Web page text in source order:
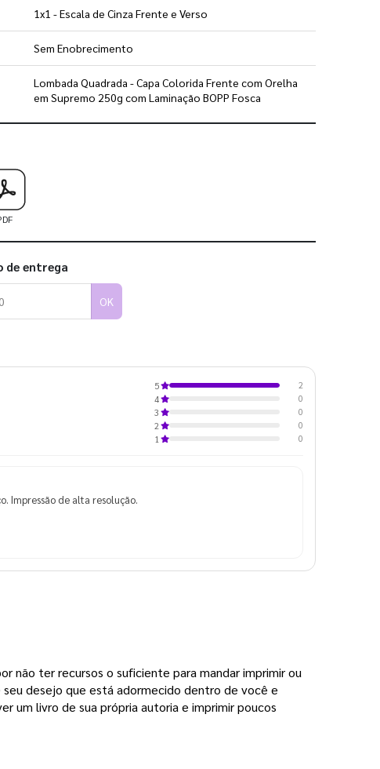
1x1 - Escala de Cinza Frente e Verso
Sem Enobrecimento
Lombada Quadrada - Capa Colorida Frente com Orelha
em Supremo 250g com Laminação BOPP Fosca
como utilizar os nossos gabaritos
de entrega
OK
5
2
4
0
3
0
2
0
1
0
Impressão de alta resolução.
não ter recursos o suficiente para mandar imprimir ou
desejo que está adormecido dentro de você e
um livro de sua própria autoria e imprimir poucos